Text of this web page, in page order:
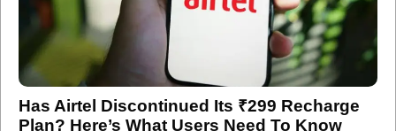
Has Airtel Discontinued Its ₹299 Recharge
Plan? Here’s What Users Need To Know